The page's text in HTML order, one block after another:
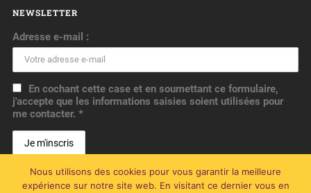
NEWSLETTER
Adresse e-mail :
En cochant cette case et en soumettant ce formulaire,
j'accepte que les informations saisies soient utilisées pour
me contacter. *
Nous utilisons des cookies pour vous garantir la meilleure
expérience sur notre site web. En visitant ce dernier vous en